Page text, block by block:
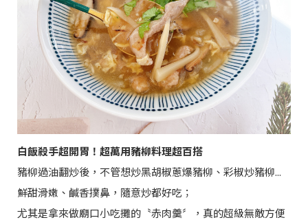
白飯殺手超開胃！超萬用豬柳料理超百搭
豬柳過油翻炒後，不管想炒黑胡椒蔥爆豬柳、彩椒炒豬柳...
鮮甜滑嫩、鹹香撲鼻，隨意炒都好吃；
尤其是拿來做廟口小吃攤的〝赤肉羹〞，真的超級無敵方便